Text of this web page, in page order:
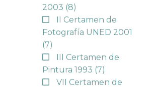
2003 (8)
II Certamen de
Fotografía UNED 2001
(7)
III Certamen de
Pintura 1993 (7)
VII Certamen de